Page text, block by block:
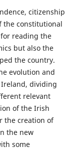
citizenship
the constitutional
reading the
but also the
the country.
evolution and
dividing
relevant
of the Irish
the creation of
the new
some